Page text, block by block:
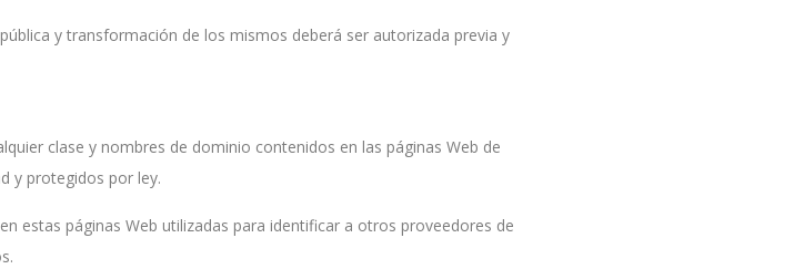
y transformación de los mismos deberá ser autorizada previa y
clase y nombres de dominio contenidos en las páginas Web de
y protegidos por ley.
estas páginas Web utilizadas para identificar a otros proveedores de